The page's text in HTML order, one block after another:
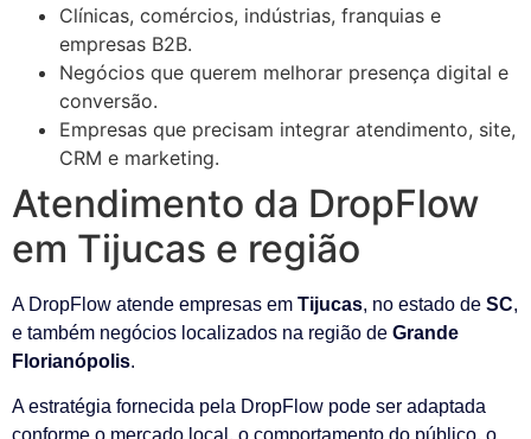
Clínicas, comércios, indústrias, franquias e
empresas B2B.
Negócios que querem melhorar presença digital e
conversão.
Empresas que precisam integrar atendimento, site,
CRM e marketing.
Atendimento da DropFlow
em Tijucas e região
A DropFlow atende empresas em Tijucas, no estado de SC,
e também negócios localizados na região de Grande
Florianópolis.
A estratégia fornecida pela DropFlow pode ser adaptada